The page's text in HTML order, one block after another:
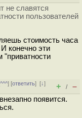
не славятся
пользователей
стоимость часа
конечно эти
^^^] [ответить][↓]
+ / –
появится.